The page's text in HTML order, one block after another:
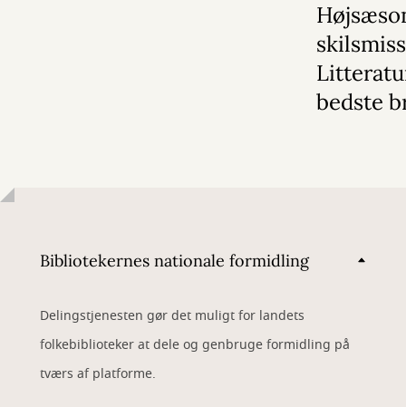
bedste
Bibliotekernes nationale formidling
Delingstjenesten gør det muligt for landets
folkebiblioteker at dele og genbruge formidling på
tværs af platforme.